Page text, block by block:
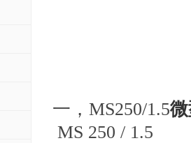
一，MS250/1.5
MS 250 / 1.5